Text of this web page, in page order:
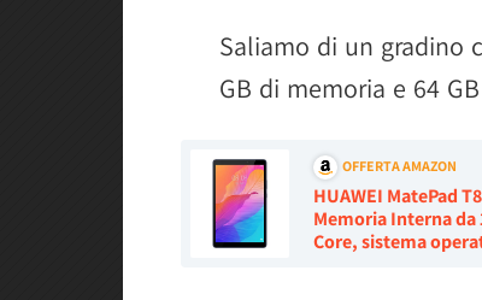
Saliamo di un gradino
GB di memoria e 64
OFFERTA AMAZON
HUAWEI MatePad
Memoria Interna da
Core, sistema